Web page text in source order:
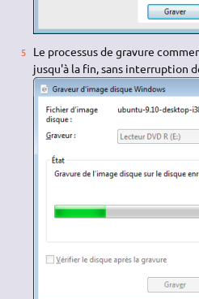
Le processus de gravure
jusqu'à la fin, sans interruption